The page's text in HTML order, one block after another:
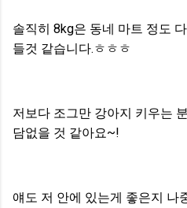
솔직히 8kg은 동네 마트 정도
들것 같습니다.ㅎㅎㅎ
저보다 조그만 강아지 키우는
담없을 것 같아요~!
얘도 저 안에 있는게 좋은지 나